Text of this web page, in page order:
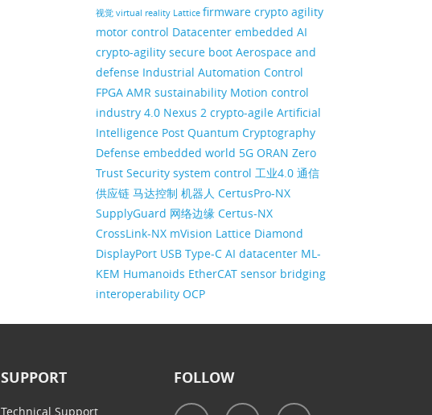
视觉 virtual reality Lattice firmware crypto agility
motor control Datacenter embedded AI
crypto-agility secure boot Aerospace and
defense Industrial Automation Control
FPGA AMR sustainability Motion control
industry 4.0 Nexus 2 crypto-agile Artificial
Intelligence Post Quantum Cryptography
Defense embedded world 5G ORAN Zero
Trust Security system control 工业4.0 通信
供应链 马达控制 机器人 CertusPro-NX
SupplyGuard 网络边缘 Certus-NX
CrossLink-NX mVision Lattice Diamond
DisplayPort USB Type-C AI datacenter ML-
KEM Humanoids EtherCAT sensor bridging
interoperability OCP
SUPPORT
Technical Support
FOLLOW